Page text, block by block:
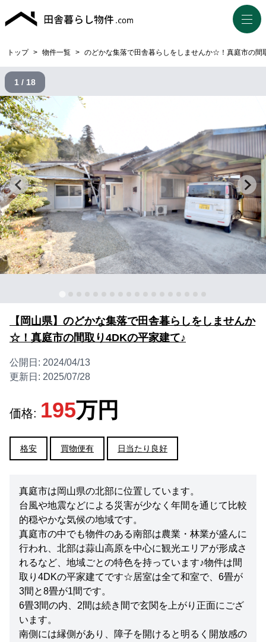
トップ > 物件一覧 > のどかな集落で田舎暮らしをしませんか☆！真庭市の間
1 / 18
【岡山県】のどかな集落で田舎暮らしをしませんか
☆！真庭市の間取り4DKの平家建て♪
公開日: 2024/04/13
更新日: 2025/07/28
価格: 195万円
格安 買物便有 日当たり良好
真庭市は岡山県の北部に位置しています。
台風や地震などによる災害が少なく年間を通じて比較
的穏やかな気候の地域です。
真庭市の中でも物件のある南部は農業・林業が盛んに
行われ、北部は蒜山高原を中心に観光エリアが形成さ
れるなど、地域ごとの特色を持っています♪物件は間
取り4DKの平家建てです☆居室は全て和室で、6畳が
3間と8畳が1間です。
6畳3間の内、2間は続き間で玄関を上がり正面にござ
います。
南側には縁側があり、障子を開けると明るく開放感の